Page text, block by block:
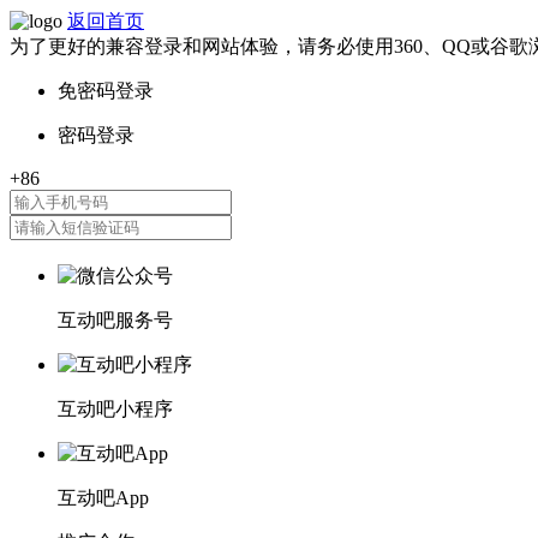
返回首页
为了更好的兼容登录和网站体验，请务必使用360、QQ或谷歌
互动吧服务号
互动吧小程序
互动吧App